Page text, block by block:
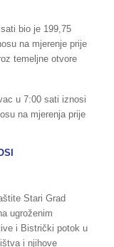
bio je 199,75
na mjerenje prije
temeljne otvore
u 7:00 sati iznosi
na mjerenja prije
Stari Grad
ugroženim
i Bistrički potok u
i njihove